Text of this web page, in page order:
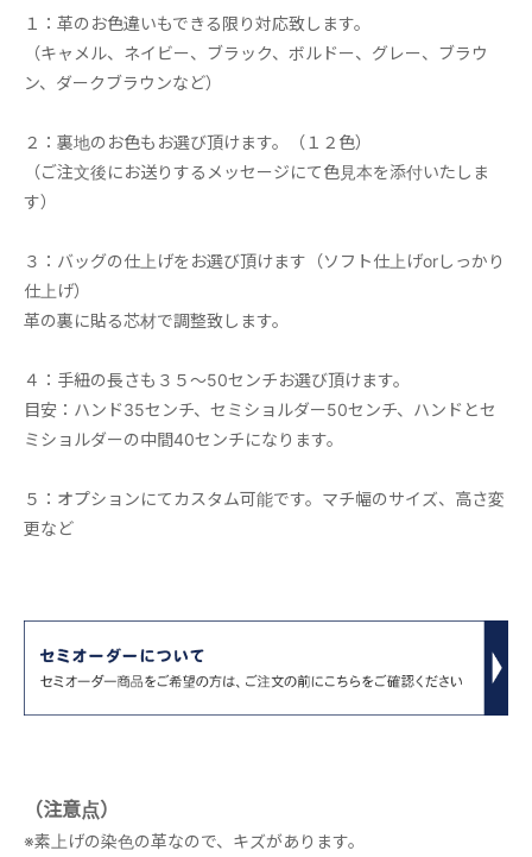
１：革のお色違いもできる限り対応致します。
（キャメル、ネイビー、ブラック、ボルドー、グレー、ブラウ
ン、ダークブラウンなど）
２：裏地のお色もお選び頂けます。（１２色）
（ご注文後にお送りするメッセージにて色見本を添付いたしま
す）
３：バッグの仕上げをお選び頂けます（ソフト仕上げorしっかり
仕上げ）
革の裏に貼る芯材で調整致します。
４：手紐の長さも３５～50センチお選び頂けます。
目安：ハンド35センチ、セミショルダー50センチ、ハンドとセ
ミショルダーの中間40センチになります。
５：オプションにてカスタム可能です。マチ幅のサイズ、高さ変
更など
（注意点）
※素上げの染色の革なので、キズがあります。